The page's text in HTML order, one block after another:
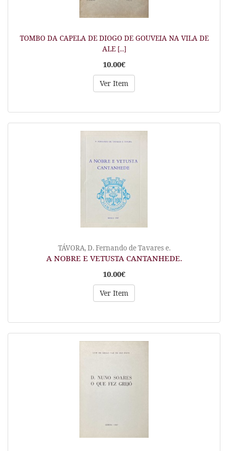
TOMBO DA CAPELA DE DIOGO DE GOUVEIA NA VILA DE
ALE [...]
10.00€
Ver Item
TÁVORA, D. Fernando de Tavares e.
A NOBRE E VETUSTA CANTANHEDE.
10.00€
Ver Item